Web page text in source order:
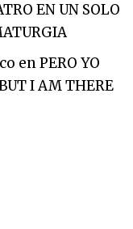
EN UN SOLO
enPERO YO
I AM THERE